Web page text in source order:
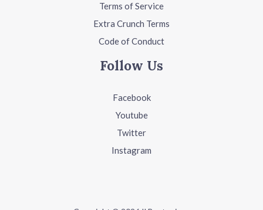
Terms of Service
Extra Crunch Terms
Code of Conduct
Follow Us
Facebook
Youtube
Twitter
Instagram